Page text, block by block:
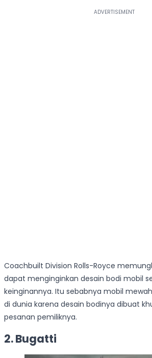
Coachbuilt Division Rolls-Royce
dapat menginginkan desain bodi mobil
keinginannya. Itu sebabnya mobil
di dunia karena desain bodinya dibuat
pesanan pemiliknya.
2. Bugatti